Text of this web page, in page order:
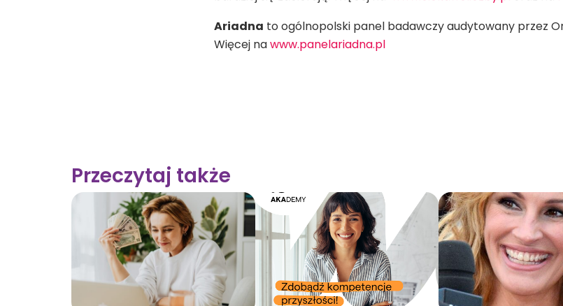
Ariadna to ogólnopolski panel badawczy audytowany przez
Więcej nawww.panelariadna.pl
Przeczytaj także